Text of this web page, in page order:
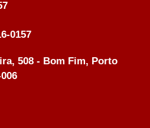
0157
508 - Bom Fim, Porto